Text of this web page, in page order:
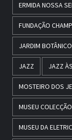
ERMIDA NOSSA
FUNDAÇÃO
JARDIM
JAZZ JAZZ
MOSTEIRO DOS
MUSEU
MUSEU DA